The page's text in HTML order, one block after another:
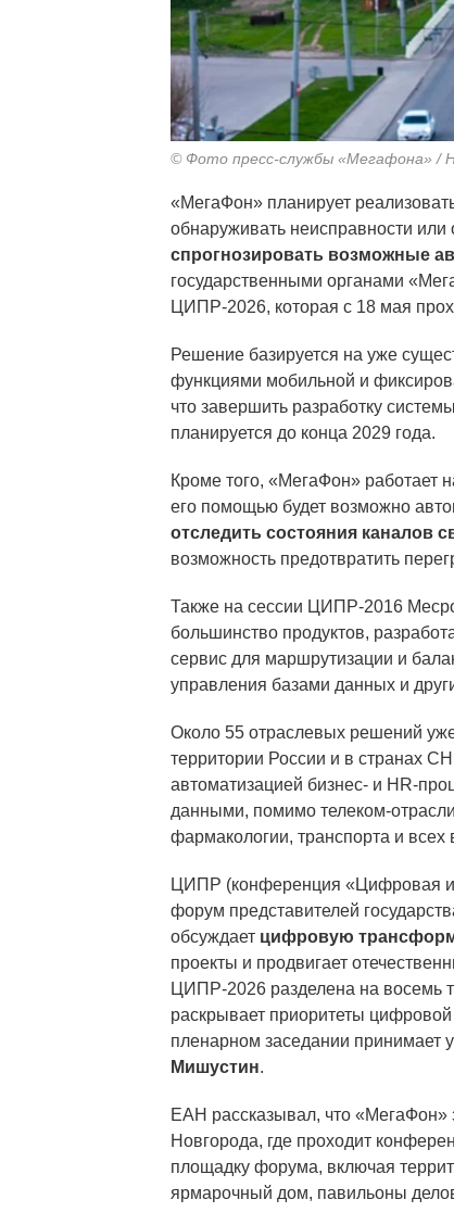
© Фото пресс-службы «Мегафона» /
«МегаФон» планирует
обнаруживать неисправности или
спрогнозировать возможные
государственными органами
ЦИПР-2026, которая с 18 мая
Решение базируется на уже
функциями мобильной и
что завершить разработку
планируется до конца 2029 года.
Кроме того, «МегаФон» работает
его помощью будет возможно
отследить состояния каналов
возможность предотвратить
Также на сессии ЦИПР-2016
большинство продуктов,
сервис для маршрутизации и
управления базами данных и
Около 55 отраслевых решений
территории России и в странах
автоматизацией бизнес- и HR-
данными, помимо телеком-
фармакологии, транспорта и
ЦИПР (конференция «Цифровая
форум представителей
обсуждает цифровую
проекты и продвигает
ЦИПР-2026 разделена на восемь
раскрывает приоритеты
пленарном заседании принимает
Мишустин.
ЕАН рассказывал, что «МегаФон»
Новгорода, где проходит
площадку форума, включая
ярмарочный дом, павильоны